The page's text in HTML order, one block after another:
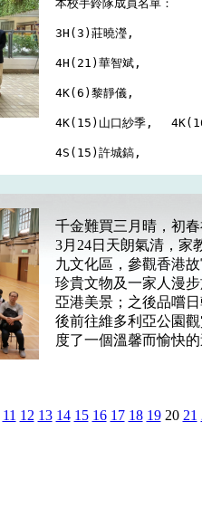
千金難買三月晴，初
3月24日天朗氣清，家
九文化區，參觀香港
珍貴文物及一家人漫
亞港美景；之後品嚐
後前往維多利亞公園
度了一個溫馨而愉快
11 12 13 14 15 16 17 18 19 20 21